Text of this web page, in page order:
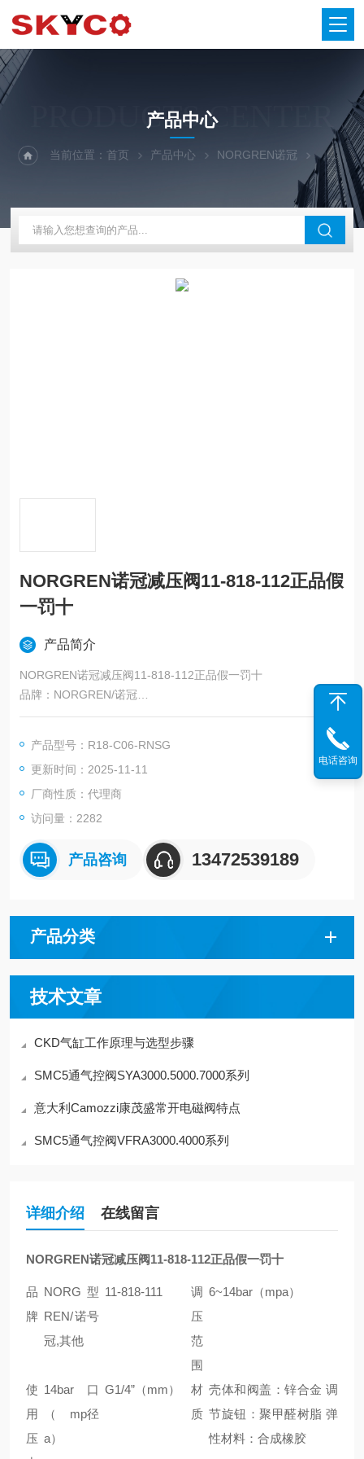
PRODUCTS CENTER
产品中心
当前位置：首页 产品中心 NORGREN诺冠
NORGREN诺冠减压阀11-818-112正品假
一罚十
产品简介
NORGREN诺冠减压阀11-818-112正品假一罚十
品牌：NORGREN/诺冠
适用范围：适用于气动计量和实验室以及 精密先导控制
产品型号：R18-C06-RNSG
更新时间：2025-11-11
厂商性质：代理商
访问量：2282
产品咨询 13472539189
产品分类
技术文章
CKD气缸工作原理与选型步骤
SMC5通气控阀SYA3000.5000.7000系列
意大利Camozzi康茂盛常开电磁阀特点
SMC5通气控阀VFRA3000.4000系列
详细介绍 在线留言
NORGREN诺冠减压阀11-818-112正品假一罚十
品
牌
NORG
REN/诺
冠,其他
型
号
11-818-111
调
压
范
围
6~14bar（mpa）
使
用
压
14bar
（mp
a）
口
径
G1/4”（mm）
材
质
壳体和阀盖：锌合金 调
节旋钮：聚甲醛树脂 弹
性材料：合成橡胶
电话咨询